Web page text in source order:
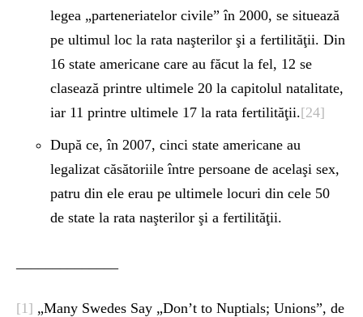
legea „parteneriatelor civile” în 2000, se situează
pe ultimul loc la rata naşterilor şi a fertilităţii. Din
16 state americane care au făcut la fel, 12 se
clasează printre ultimele 20 la capitolul natalitate,
iar 11 printre ultimele 17 la rata fertilităţii.[24]
După ce, în 2007, cinci state americane au
legalizat căsătoriile între persoane de acelaşi sex,
patru din ele erau pe ultimele locuri din cele 50
de state la rata naşterilor şi a fertilităţii.
[1] „Many Swedes Say „Don’t to Nuptials; Unions”, de